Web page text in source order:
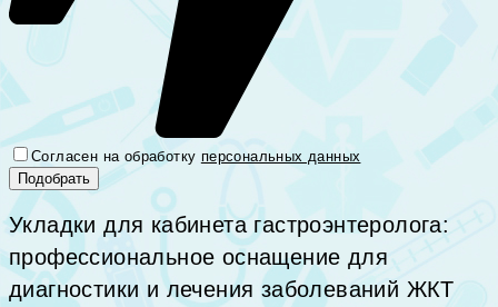
Согласен на обработку персональных данных
Укладки для кабинета гастроэнтеролога:
профессиональное оснащение для
диагностики и лечения заболеваний ЖКТ